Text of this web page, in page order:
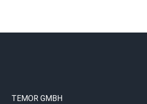
TEMOR GMBH